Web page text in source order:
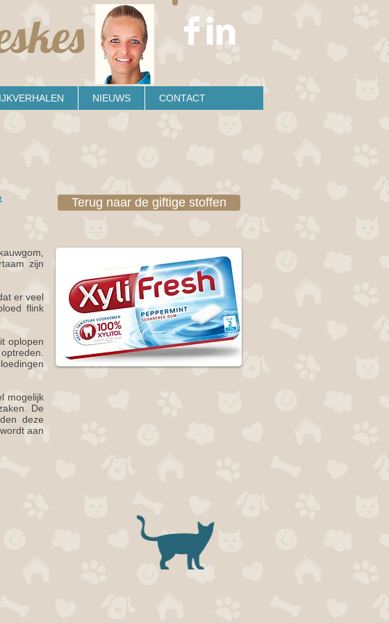
NIEUWS CONTACT
Terug naar de giftige stoffen
zijn
er veel
flink
oplopen
mogelijk
De
deze
aan